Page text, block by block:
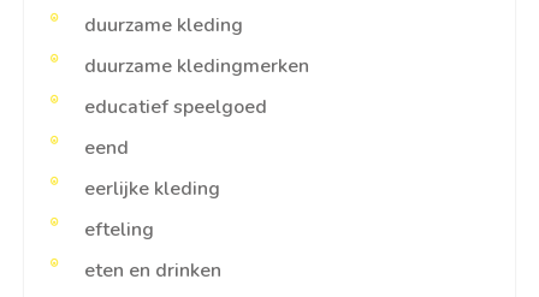
duurzame kleding
duurzame kledingmerken
educatief speelgoed
eend
eerlijke kleding
efteling
eten en drinken